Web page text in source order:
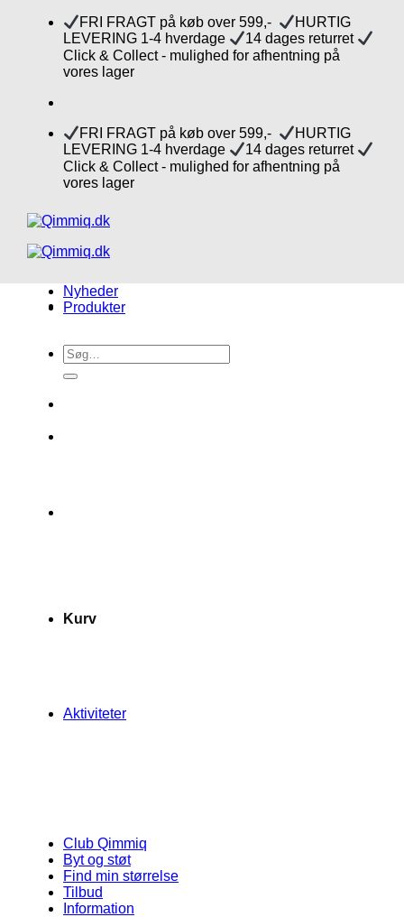
FRI FRAGT på køb over 599,-
HURTIG
LEVERING 1-4 hverdage
14 dages returret
Click & Collect - mulighed for afhentning på
vores lager
FRI FRAGT på køb over 599,-
HURTIG
LEVERING 1-4 hverdage
14 dages returret
Click & Collect - mulighed for afhentning på
vores lager
Søg
efter:
Kurv
Nyheder
Produkter
Aktiviteter
Club Qimmiq
Byt og støt
Find min størrelse
Tilbud
Information